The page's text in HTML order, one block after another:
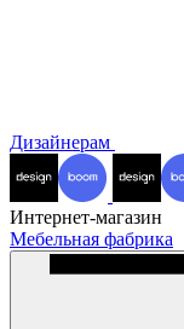
Дизайнерам
Интернет-магазин
Мебельная фабрика